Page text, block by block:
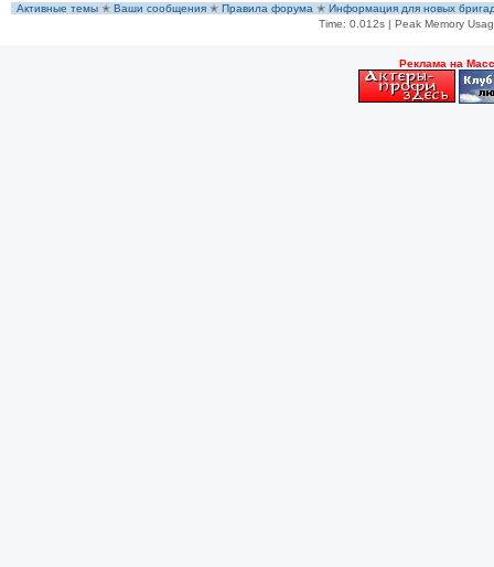
Активные темы ✭ Ваши сообщения ✭ Правила форума ✭ Информация для новых
Time: 0.012s| Peak Memory
Рeклама на